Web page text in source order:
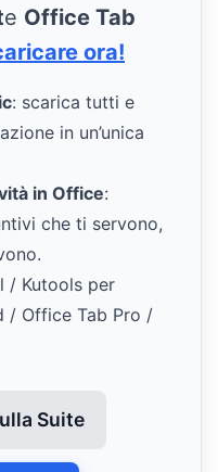
e Office Tab
ora!
: scarica tutti e
in un’unica
in Office:
che ti servono,
/ Kutools per
/ Office Tab Pro /
Suite